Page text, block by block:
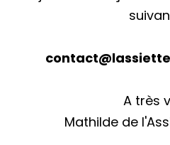
A très
Mathilde de